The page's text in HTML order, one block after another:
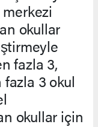
okullar
fazla 3,
3 okul
okullar için